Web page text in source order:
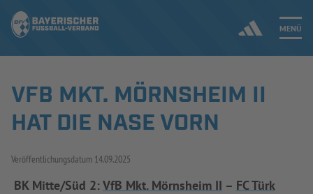
MENÜ
Jetzt einloggen
VFB MKT. MÖRNSHEIM II
HAT DIE NASE VORN
Veröffentlichungsdatum 14.09.2025
BK Mitte/Süd 2: VfB Mkt. Mörnsheim II – FC Türk